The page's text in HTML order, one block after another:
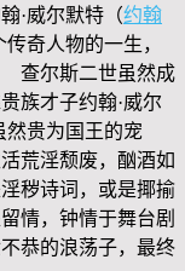
·威尔默特（约翰
奇人物的一生，
查尔斯二世虽然成
族才子约翰·威尔
然贵为国王的宠
荒淫颓废，酗酒如
秽诗词，或是揶揄
情，钟情于舞台剧
恭的浪荡子，最终